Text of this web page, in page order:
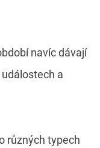
navíc dávají
a
různých typech